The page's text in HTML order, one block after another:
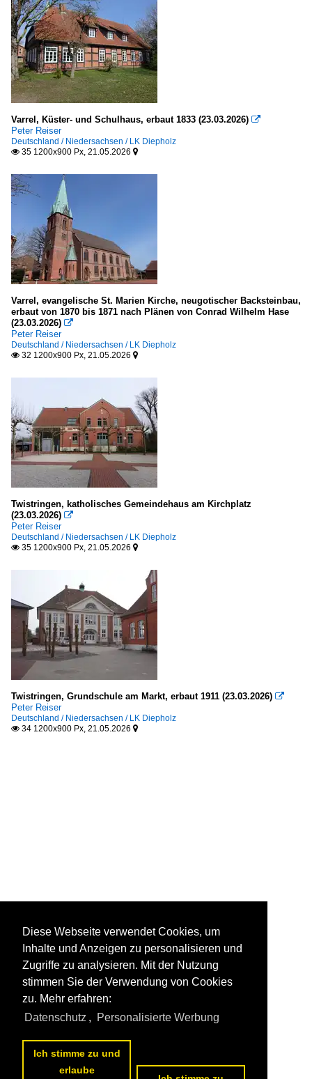
Varrel, Küster- und Schulhaus, erbaut 1833 (23.03.2026) 
Peter Reiser
Deutschland / Niedersachsen / LK Diepholz
 35 1200x900 Px, 21.05.2026 
Varrel, evangelische St. Marien Kirche, neugotischer Backsteinbau,
erbaut von 1870 bis 1871 nach Plänen von Conrad Wilhelm Hase
(23.03.2026) 
Peter Reiser
Deutschland / Niedersachsen / LK Diepholz
 32 1200x900 Px, 21.05.2026 
Twistringen, katholisches Gemeindehaus am Kirchplatz
(23.03.2026) 
Peter Reiser
Deutschland / Niedersachsen / LK Diepholz
 35 1200x900 Px, 21.05.2026 
Twistringen, Grundschule am Markt, erbaut 1911 (23.03.2026) 
Peter Reiser
Deutschland / Niedersachsen / LK Diepholz
 34 1200x900 Px, 21.05.2026 
Diese Webseite verwendet Cookies, um
Inhalte und Anzeigen zu personalisieren und
Zugriffe zu analysieren. Mit der Nutzung
stimmen Sie der Verwendung von Cookies
zu. Mehr erfahren:
Datenschutz , Personalisierte Werbung
Ich stimme zu und
erlaube